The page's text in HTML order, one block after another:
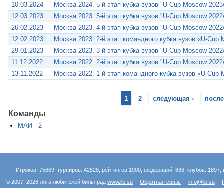
10.03.2024
Москва 2024. 5-й этап кубка вузов "U-Cup Moscow
12.03.2023
Москва 2023. 5-й этап кубка вузов "U-Cup Moscow
26.02.2023
Москва 2023. 4-й этап кубка вузов "U-Cup Moscow
12.02.2023
Москва 2023. 2-й этап командного кубка вузов «U-Cup
29.01.2023
Москва 2023. 3-й этап кубка вузов "U-Cup Moscow
11.12.2022
Москва 2022. 2-й этап кубка вузов "U-Cup Moscow
13.11.2022
Москва 2022. 1-й этап командного кубка вузов «U-Cup
1 2 следующая ›
Команды
МАИ - 2
Игроков: 75669, турниров: 42528, рейтингов 1900, федераций: 836, клубов:
© 2007–2026 Лига любителей бильярдаwww.llb.su Обратная связь info@llb.su